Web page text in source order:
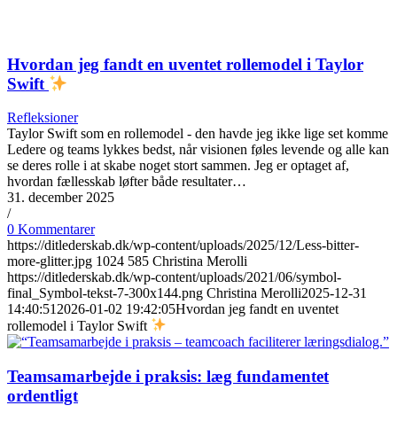
Hvordan jeg fandt en uventet rollemodel i Taylor
Swift
Refleksioner
Taylor Swift som en rollemodel - den havde jeg ikke lige set komme
Ledere og teams lykkes bedst, når visionen føles levende og alle kan
se deres rolle i at skabe noget stort sammen. Jeg er optaget af,
hvordan fællesskab løfter både resultater…
31. december 2025
/
0 Kommentarer
https://ditlederskab.dk/wp-content/uploads/2025/12/Less-bitter-
more-glitter.jpg 1024 585 Christina Merolli
https://ditlederskab.dk/wp-content/uploads/2021/06/symbol-
final_Symbol-tekst-7-300x144.png Christina Merolli2025-12-31
14:40:512026-01-02 19:42:05Hvordan jeg fandt en uventet
rollemodel i Taylor Swift
Teamsamarbejde i praksis: læg fundamentet
ordentligt